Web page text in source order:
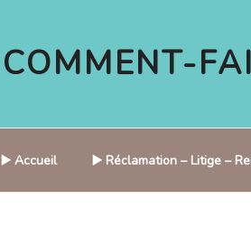
COMMENT-
▶️ Accueil ▶️ Réclamation – Litige –